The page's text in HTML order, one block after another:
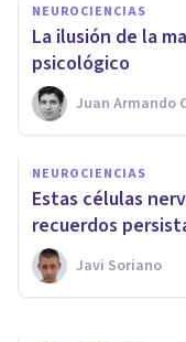
NEUROCIENCIAS
​La ilusión de la
psicológico
Juan Armando
NEUROCIENCIAS
Estas células
recuerdos
Javi Soriano
DROGAS Y
Una
cerebro
Javi Soriano